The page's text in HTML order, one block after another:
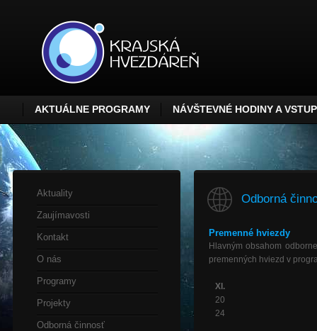
AKTUÁLNE PROGRAMY NÁVŠTEVNÉ HODINY A
Aktuality
Zaujímavosti
Kontakt
O nás
Programy
Projekty
Odborná činnosť
Odborná
Premenné hviezdy
Hlavným obsahom
premenných hviezd v
XI.
20
24